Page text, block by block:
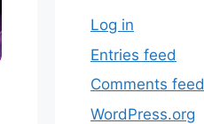
Log in
Entries feed
Comments feed
WordPress.org